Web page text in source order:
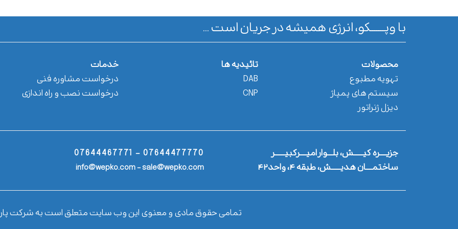
با وپـــــــکو، انرژی همیشه در جریان است ...
محصولات
تهویه مطبوع
سیستم های پمپاژ
دیزل ژنراتور
تائیدیه ها
DAB
CNP
خدمات
درخواست مشاوره فنی
درخواست نصب و راه اندازی
07644477770 - 07644467771
info@wepko.com - sale@wepko.com
جزیــــره کیــــــش، بلـــوار امیــــرکبیــــــر
ساختمــــان هدیــــــش، طبقه ۴، واحد۴۲
تمامی حقوق مادی و معنوی این وب سایت متعلق است به شرکت